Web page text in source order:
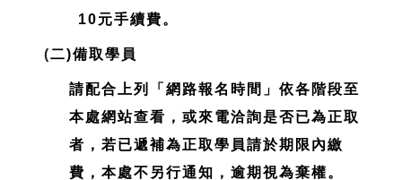
10元手續費。
(二)備取學員
請配合上列「網路報名時間」依各階段至
本處網站查看，或來電洽詢是否已為正取
者，若已遞補為正取學員請於期限內繳
費，本處不另行通知，逾期視為棄權。